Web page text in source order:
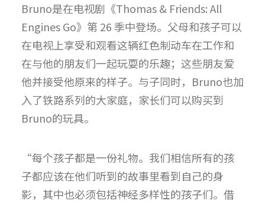
Bruno是在电视剧《Thomas & Friends: All
Engines Go》第 26 季中登场。父母和孩子可以
在电视上享受和观看这辆红色制动车在工作和
在与他的朋友们一起玩耍的乐趣；这些朋友爱
他并接受他原来的样子。与子同时，Bruno也加
入了铁路系列的大家庭，家长们可以购买到
Bruno的玩具。
“每个孩子都是一份礼物。我们相信所有的孩
子都应该在他们听到的故事里看到自己的身
影，其中也必须包括神经多样性的孩子们。借